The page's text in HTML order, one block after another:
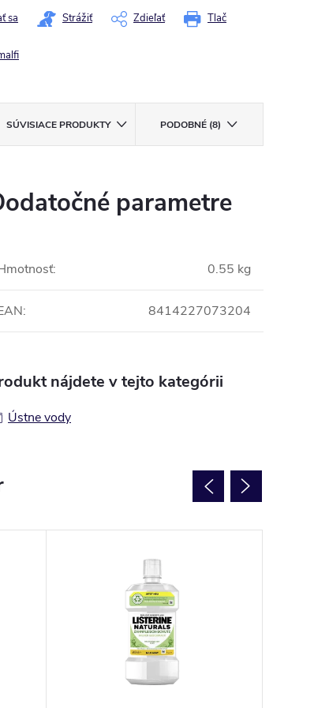
Tlač
sa Strážiť Zdieľať
SÚVISIACE PRODUKTY PODOBNÉ (8)
zubnému kazu.
.
parametre
: 0.55 kg
: 8414227073204
nájdete v tejto kategórii
Ústne vody